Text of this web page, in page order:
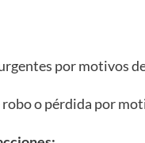
por motivos
o pérdida por